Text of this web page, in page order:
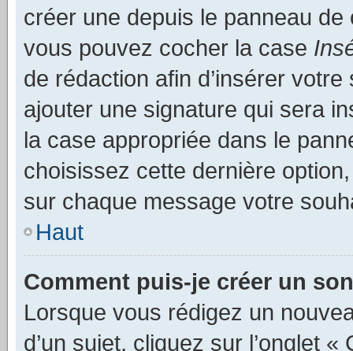
créer une depuis le panneau de
vous pouvez cocher la case
de rédaction afin d’insérer
ajouter une signature qui sera
la case appropriée dans le
choisissez cette dernière
sur chaque message votre
Haut
Comment puis-je créer un
Lorsque vous rédigez un
d’un sujet, cliquez sur l’onglet